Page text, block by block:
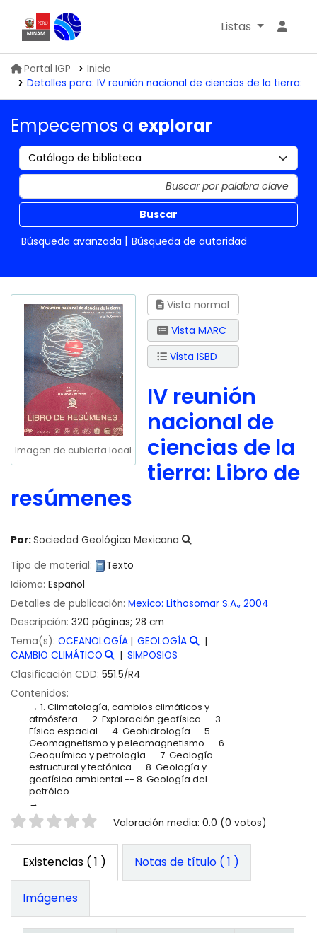
Biblioteca IGP
Listas
Portal IGP
Inicio
Detalles para: IV reunión nacional de ciencias de la tierra:
Empecemos a explorar
Buscar
Búsqueda avanzada
Búsqueda de autoridad
Imagen de cubierta local
Vista normal
Vista MARC
Vista ISBD
IV reunión
nacional de
ciencias de la
tierra: Libro de
resúmenes
Por:Sociedad Geológica Mexicana
Tipo de material:
Texto
Idioma: Español
Detalles de publicación: Mexico: Lithosomar S.A., 2004
Descripción: 320 páginas; 28 cm
Tema(s): OCEANOLOGÍA
GEOLOGÍA
CAMBIO CLIMÁTICO
SIMPOSIOS
Clasificación CDD: 551.5/R4
Contenidos:
1. Climatología, cambios climáticos y
atmósfera -- 2. Exploración geofísica -- 3.
Física espacial -- 4. Geohidrología -- 5.
Geomagnetismo y peleomagnetismo -- 6.
Geoquímica y petrología -- 7. Geología
estructural y tectónica -- 8. Geología y
geofísica ambiental -- 8. Geología del
petróleo
Valoración Valoración media: 0.0 (0 votos)
Existencias ( 1 ) Notas de título ( 1 )
Imágenes